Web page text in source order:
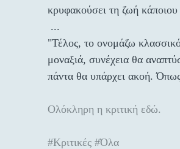
κρυφακούσει τη ζωή
...
"Τέλος, το ονομάζω
μοναξιά, συνέχεια θα
πάντα θα υπάρχει ακοή.
Ολόκληρη η κριτική εδώ.
#Κριτικές #Όλα